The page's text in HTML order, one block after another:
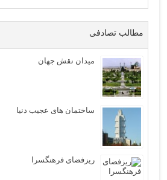
مطالب تصادفی
میدان نقش جهان
ساختمان های عجیب دنیا
ریزفضای فرهنگسرا